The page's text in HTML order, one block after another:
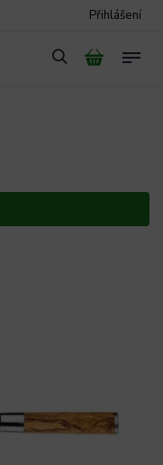
Přihlášení